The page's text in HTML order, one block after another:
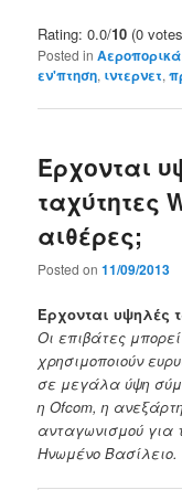
Rating: 0.0/10 (0
Posted in
εν'πτηση, ιντερνετ,
Έρχονται
ταχύτητες
αιθέρες;
Posted on11/09/2013
Έρχονται υψηλές
Οι επιβάτες
χρησιμοποιούν
σε μεγάλα ύψη
η Ofcom, η
ανταγωνισμού για
Ηνωμένο Βασίλειο.